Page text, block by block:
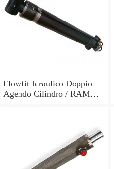
Flowfit Idraulico Doppio
Agendo Cilindro / RAM